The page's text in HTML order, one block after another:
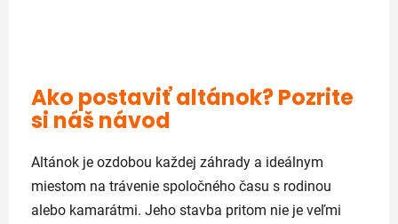
Ako postaviť altánok? Pozrite
si náš návod
Altánok je ozdobou každej záhrady a ideálnym
miestom na trávenie spoločného času s rodinou
alebo kamarátmi. Jeho stavba pritom nie je veľmi